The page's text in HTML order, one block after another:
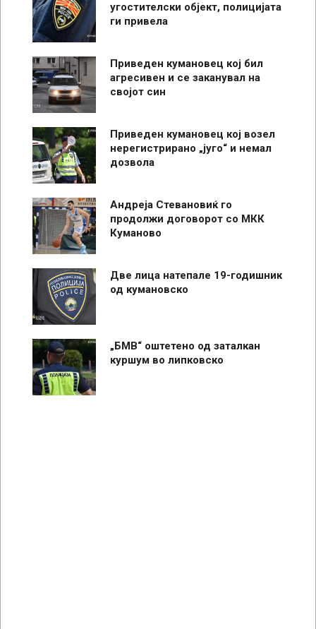
угостителски објект, полицијата
ги привела
Приведен кумановец кој бил
агресивен и се заканувал на
својот син
Приведен кумановец кој возел
нерегистрирано „југо“ и немал
дозвола
Андреја Стевановиќ го
продолжи договорот со МКК
Куманово
Две лица натепале 19-годишник
од кумановско
„БМВ“ оштетено од заталкан
куршум во липковско